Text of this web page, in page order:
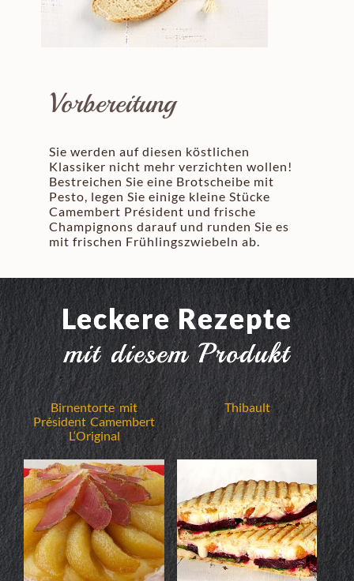
Vorbereitung
Sie werden auf diesen köstlichen
Klassiker nicht mehr verzichten wollen!
Bestreichen Sie eine Brotscheibe mit
Pesto, legen Sie einige kleine Stücke
Camembert Président und frische
Champignons darauf und runden Sie es
mit frischen Frühlingszwiebeln ab.
Leckere Rezepte
mit diesem Produkt
Birnentorte mit
Président Camembert
L‘Original
Thibault